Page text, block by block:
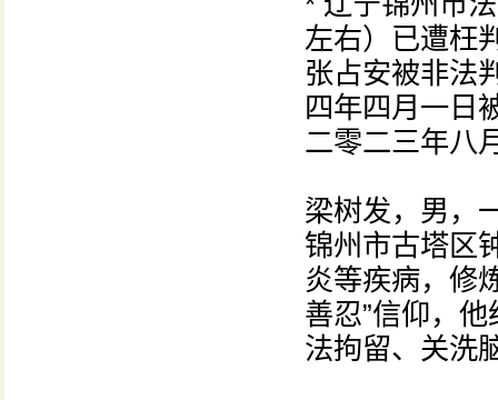
左右）已遭枉
张占安被非法
四年四月一日
二零二三年八
梁树发，男，
锦州市古塔区
炎等疾病，修
善忍”信仰，
法拘留、关洗